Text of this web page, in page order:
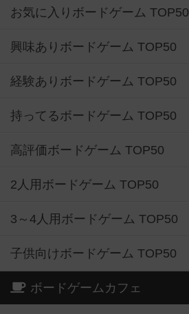
お気に入りボードゲーム TOP50
興味ありボードゲーム TOP50
経験ありボードゲーム TOP50
持ってるボードゲーム TOP50
高評価ボードゲーム TOP50
2人用ボードゲーム TOP50
3～4人用ボードゲーム TOP50
子供向けボードゲーム TOP50
ボードゲームカフェ